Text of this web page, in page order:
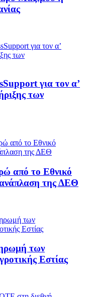
για τον α’
των
από το Εθνικό
της ΔΕΘ
των
Εστίας